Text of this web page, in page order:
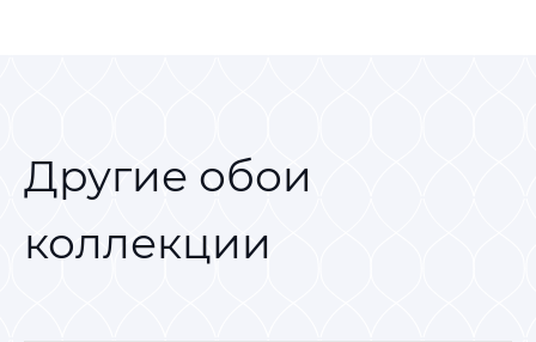
Другие обои
коллекции